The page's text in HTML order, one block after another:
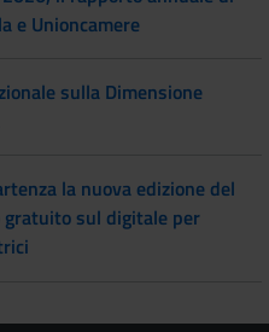
e Unioncamere
sulla Dimensione
la nuova edizione del
sul digitale per